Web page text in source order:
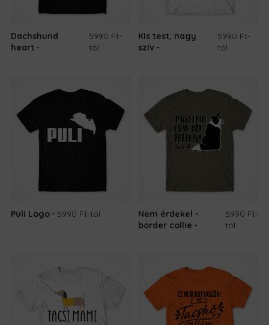
Dachshund
heart
5990 Ft-
tól
Kis test, nagy
szív
5990 Ft-
tól
Puli Logo 5990 Ft-tól
Nem érdekel -
border collie
5990 Ft-
tól